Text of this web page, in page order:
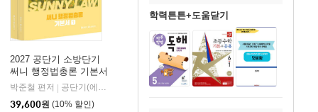
학력튼튼+도움닫기
2027 공단기 소방단기
써니 행정법총론 기본서
박준철 편저
공단기(에스티유니타스)
39,600원 (10% 할인)